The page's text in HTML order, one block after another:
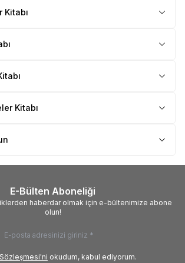
Kitabı
Kitabı
E-Bülten Aboneliği
haberdar olmak için e-bültenimize abone
olun!
okudum, kabul ediyorum.